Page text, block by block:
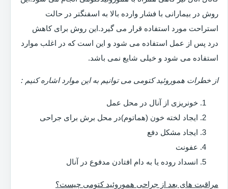
روش در بیمارانی با فشار وارده بالا به اسفنگتر در حالت
استراحت مورد استفاده قرار می گیرد.این روش برای کاهش
درد پس از عمل استفاده می شود و این است که در اغلب موارد
استفاده می شود و خیلی شایع نمی باشد.
از خطرات هموروئید کتومی می توانیم به این موارد اشاره کنیم :
خونریزی از آنال در محل عمل
ایجاد لخته خون (هماتوم)در محل برش برای جراحی
ایجاد مشکل دفع
عفونت
انسداد روده یا به دام افتادن مدفوع در آنال
مراقبت های بعد از جراحی هموروئید کتومی چیست؟